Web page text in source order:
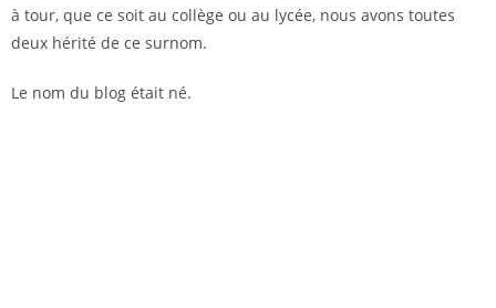
à tour, que ce soit au collège ou au lycée, nous avons toutes
deux hérité de ce surnom.
Le nom du blog était né.